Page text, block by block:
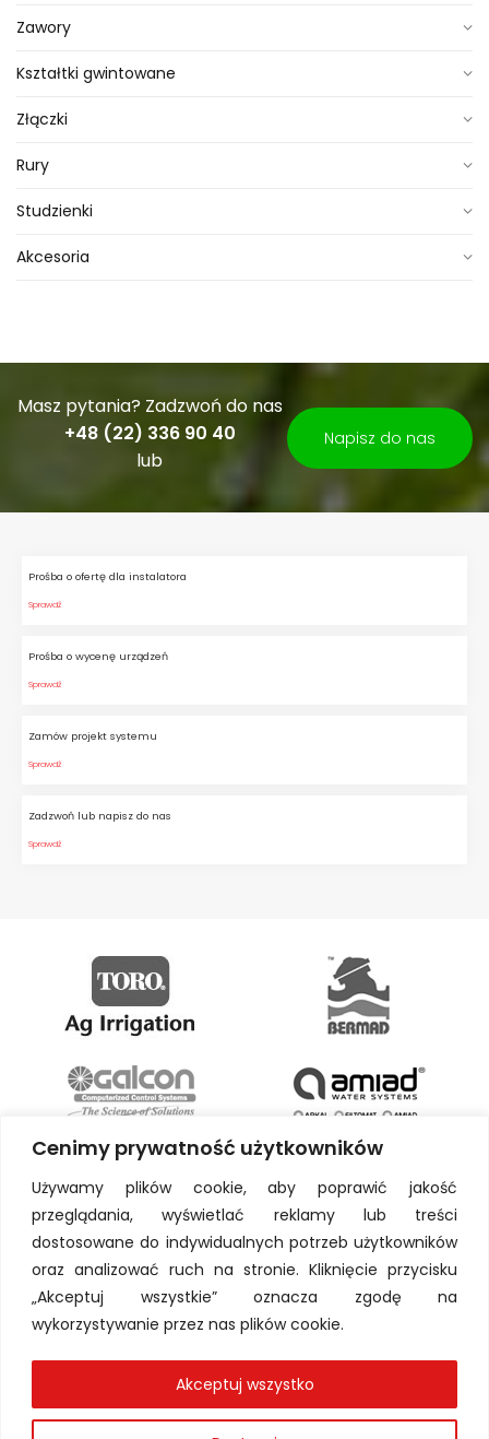
Cenimy prywatność użytkowników
Używamy plików cookie, aby poprawić jakość
przeglądania, wyświetlać reklamy lub treści
dostosowane do indywidualnych potrzeb użytkowników
oraz analizować ruch na stronie. Kliknięcie przycisku
„Akceptuj wszystkie” oznacza zgodę na
wykorzystywanie przez nas plików cookie.
Akceptuj wszystko
Zawory
Kształtki gwintowane
Złączki
Rury
Studzienki
Akcesoria
Masz pytania? Zadzwoń do nas
+48 (22) 336 90 40
lub
Napisz do nas
Prośba o ofertę dla instalatora
Sprawdź
Prośba o wycenę urządzeń
Sprawdź
Zamów projekt systemu
Sprawdź
Zadzwoń lub napisz do nas
Sprawdź